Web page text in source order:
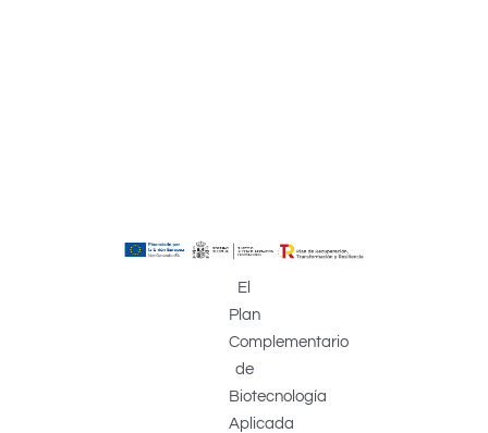
El
Plan
Complementario
de
Biotecnología
Aplicada